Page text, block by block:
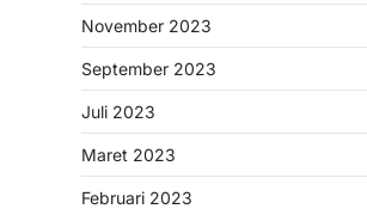
November 2023
September 2023
Juli 2023
Maret 2023
Februari 2023